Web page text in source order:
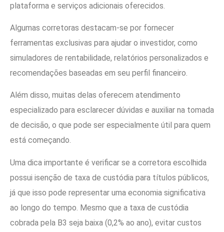
plataforma e serviços adicionais oferecidos.
Algumas corretoras destacam-se por fornecer
ferramentas exclusivas para ajudar o investidor, como
simuladores de rentabilidade, relatórios personalizados e
recomendações baseadas em seu perfil financeiro.
Além disso, muitas delas oferecem atendimento
especializado para esclarecer dúvidas e auxiliar na tomada
de decisão, o que pode ser especialmente útil para quem
está começando.
Uma dica importante é verificar se a corretora escolhida
possui isenção de taxa de custódia para títulos públicos,
já que isso pode representar uma economia significativa
ao longo do tempo. Mesmo que a taxa de custódia
cobrada pela B3 seja baixa (0,2% ao ano), evitar custos